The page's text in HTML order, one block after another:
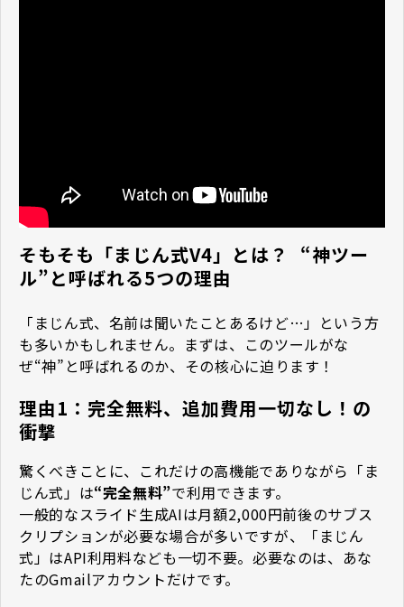
そもそも「まじん式V4」とは？ ―― “神ツー
ル”と呼ばれる5つの理由
「まじん式、名前は聞いたことあるけど…」という方
も多いかもしれません。まずは、このツールがな
ぜ“神”と呼ばれるのか、その核心に迫ります！
理由1：完全無料、追加費用一切なし！の
衝撃
驚くべきことに、これだけの高機能でありながら「ま
じん式」は“完全無料”で利用できます。
一般的なスライド生成AIは月額2,000円前後のサブス
クリプションが必要な場合が多いですが、「まじん
式」はAPI利用料なども一切不要。必要なのは、あな
たのGmailアカウントだけです。